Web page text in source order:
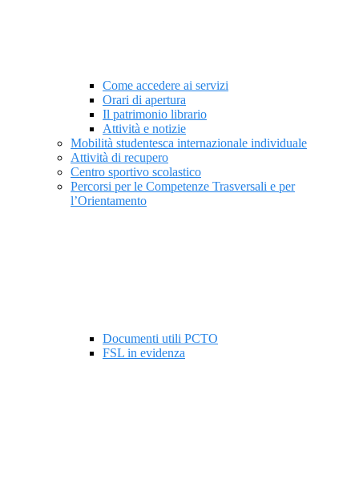
Come accedere ai servizi
Orari di apertura
Il patrimonio librario
Attività e notizie
Mobilità studentesca internazionale individuale
Attività di recupero
Centro sportivo scolastico
Percorsi per le Competenze Trasversali e per
l’Orientamento
Documenti utili PCTO
FSL in evidenza